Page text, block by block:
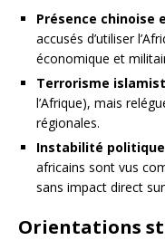
Présence chinoise
accusés d’utiliser
économique et
Terrorisme
l’Afrique), mais
régionales.
Instabilité politique
africains sont vus
sans impact direct
Orientations